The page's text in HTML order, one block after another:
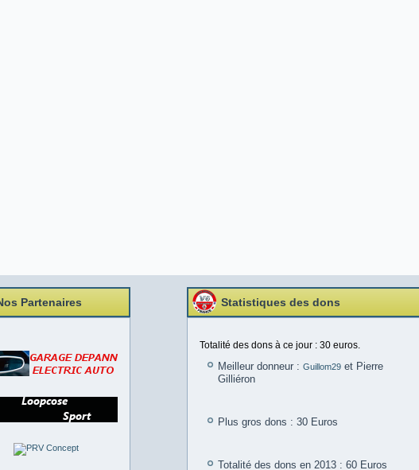
Partenaires Statistiques des dons
Totalité des dons à ce jour : 30 euros.
Meilleur donneur : Guillom29 et Pierre
Gilliéron
Plus gros dons : 30 Euros
Totalité des dons en 2013 : 60 Euros